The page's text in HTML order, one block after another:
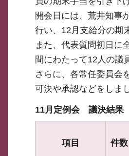
開会日には、荒井知事
行い、12月支給分の期
また、代表質問初日に
間にわたって12人の議
さらに、各常任委員会
可決や承認などをしま
11月定例会 議決結果
項目 件数